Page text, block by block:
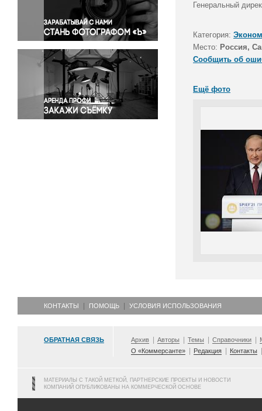
Правосудие
Происшествия и конфликты
Религия
Светская жизнь
Спорт
Экология
Экономика и бизнес
Генеральный
Категория:
Место: Россия,
Сообщить об
Ещё фото
КОНТАКТЫ ПОМОЩЬ УСЛОВИЯ ИСПОЛЬЗОВАНИЯ
ОБРАТНАЯ СВЯЗЬ Архив Авторы Темы Справочники
О «Коммерсанте»
Редакция Контакты
МАТЕРИАЛЫ С ТАКОЙ МЕТКОЙ, ПАРТНЕРСКИЕ ПРОЕКТЫ И НОВОСТИ
КОМПАНИЙ ОПУБЛИКОВАНЫ НА КОММЕРЧЕСКОЙ ОСНОВЕ